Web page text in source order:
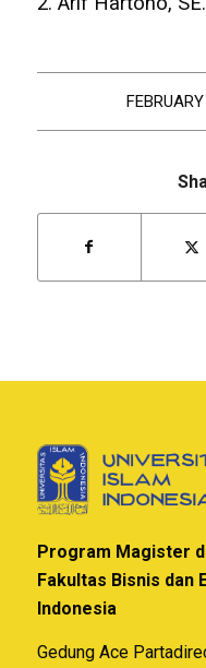
Program Magister
Fakultas Bisnis dan
Indonesia
Gedung Ace